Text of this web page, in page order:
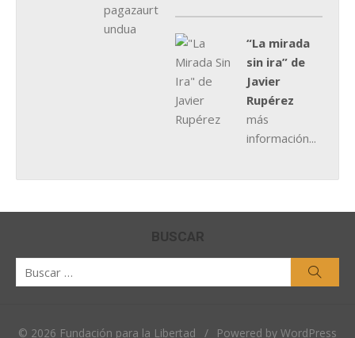
“La mirada
sin ira” de
Javier
Rupérez
más
información...
BUSCAR
© 2026 Fundación para la Libertad / Powered by WordPress